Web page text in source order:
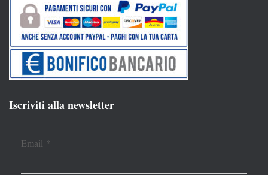
Iscriviti alla newsletter
Email *